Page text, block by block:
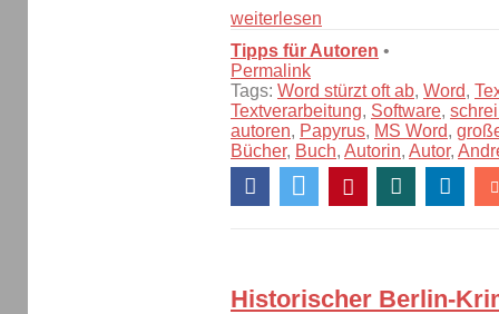
weiterlesen
Tipps für Autoren •
Permalink
Tags: Word stürzt oft ab, Word,
Textverarbeitung, Software,
autoren, Papyrus, MS Word,
Bücher, Buch, Autorin, Autor,
Historischer Berlin-